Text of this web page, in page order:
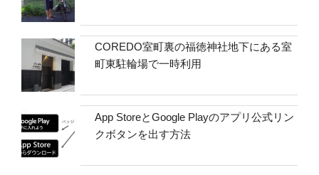
COREDO室町裏の福徳神社地下にある室
町東駐輪場で一時利用
App StoreとGoogle Playのアプリ公式リン
クボタンを出す方法